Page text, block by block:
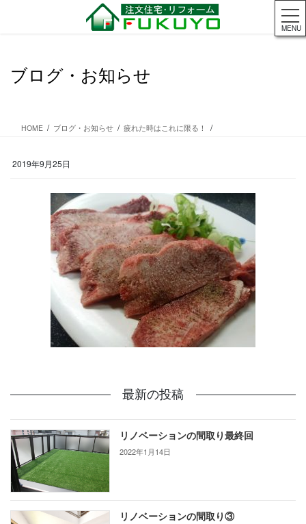
ブログ・お知らせ
HOME ブログ・お知らせ 疲れた時はこれに限る！
2019年9月25日
最新の投稿
リノベーションの間取り最終回
2022年1月14日
リノベーションの間取り③
MENU